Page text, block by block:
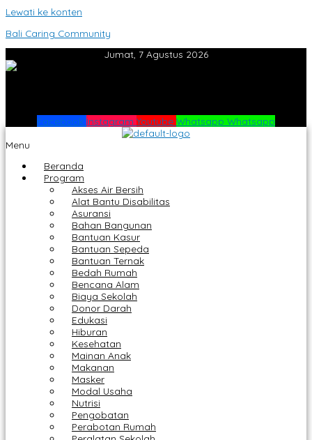
Lewati ke konten
Bali Caring Community
Jumat, 7 Agustus 2026
Facebook Instagram Youtube Whatsapp Whatsapp
Menu
Beranda
Program
Akses Air Bersih
Alat Bantu Disabilitas
Asuransi
Bahan Bangunan
Bantuan Kasur
Bantuan Sepeda
Bantuan Ternak
Bedah Rumah
Bencana Alam
Biaya Sekolah
Donor Darah
Edukasi
Hiburan
Kesehatan
Mainan Anak
Makanan
Masker
Modal Usaha
Nutrisi
Pengobatan
Perabotan Rumah